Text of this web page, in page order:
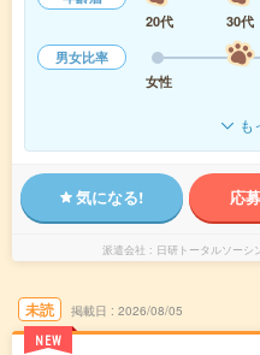
20代
30代
男女比率
女性
も
気になる! 応
派遣会社 日研トータルソー
未読
NEW
掲載日 2026/08/05